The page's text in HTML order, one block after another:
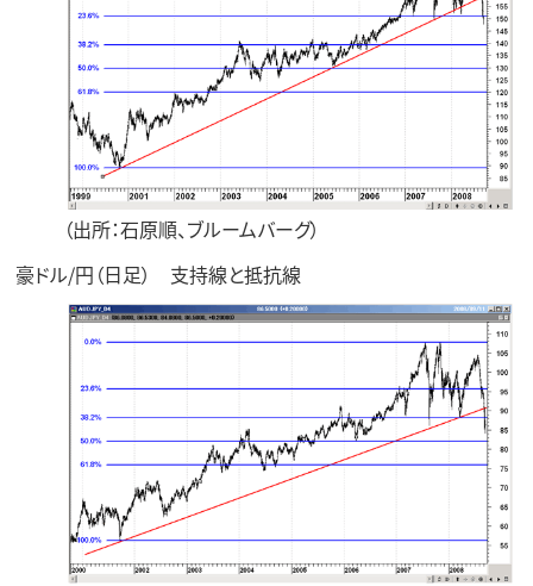
（出所：石原順、ブルームバーグ）
豪ドル/円（日足） 支持線と抵抗線